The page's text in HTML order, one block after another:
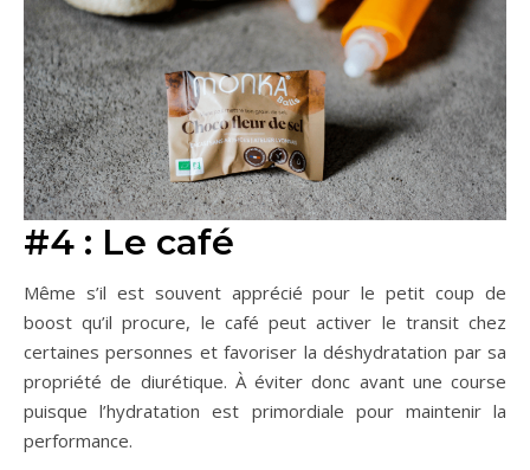
#4 : Le café
Même s’il est souvent apprécié pour le petit coup de
boost qu’il procure, le café peut activer le transit chez
certaines personnes et favoriser la déshydratation par sa
propriété de diurétique. À éviter donc avant une course
puisque l’hydratation est primordiale pour maintenir la
performance.